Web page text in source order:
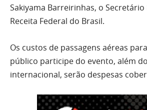
Sakiyama Barreirinhas, o Secretário
Receita Federal do Brasil.
Os custos de passagens aéreas
público participe do evento, além
internacional, serão despesas